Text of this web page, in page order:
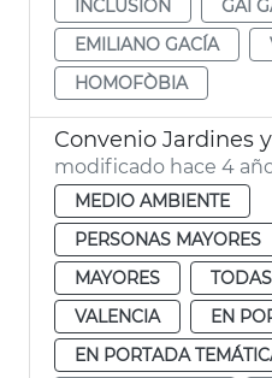
INCLUSIÓN
GAI
EMILIANO GACÍA
HOMOFÒBIA
Convenio Jardines
modificado hace 4
MEDIO AMBIENTE
PERSONAS MAYORES
MAYORES
VALENCIA
EN
EN PORTADA